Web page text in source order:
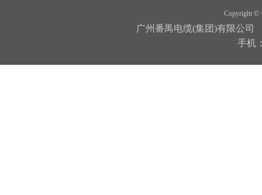
Copyright ©
广州番禺电缆(集团)有限公
手机